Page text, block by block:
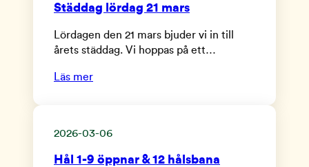
Städdag lördag 21 mars
Lördagen den 21 mars bjuder vi in till
årets städdag. Vi hoppas på ett…
Läs mer
2026-03-06
Hål 1-9 öppnar & 12 hålsbana